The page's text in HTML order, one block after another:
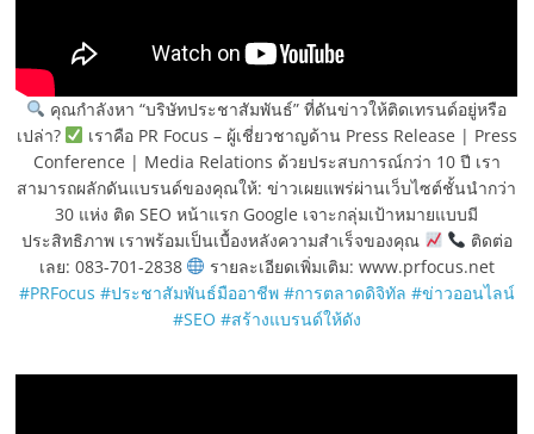
คุณกำลังหา “บริษัทประชาสัมพันธ์” ที่ดันข่าวให้ติดเทรนด์อยู่หรือ
เปล่า?
เราคือ PR Focus – ผู้เชี่ยวชาญด้าน Press Release | Press
Conference | Media Relations ด้วยประสบการณ์กว่า 10 ปี เรา
สามารถผลักดันแบรนด์ของคุณให้: ข่าวเผยแพร่ผ่านเว็บไซต์ชั้นนำกว่า
30 แห่ง ติด SEO หน้าแรก Google เจาะกลุ่มเป้าหมายแบบมี
ประสิทธิภาพ เราพร้อมเป็นเบื้องหลังความสำเร็จของคุณ
ติดต่อ
เลย: 083-701-2838
รายละเอียดเพิ่มเติม: www.prfocus.net
#PRFocus #ประชาสัมพันธ์มืออาชีพ #การตลาดดิจิทัล #ข่าวออนไลน์
#SEO #สร้างแบรนด์ให้ดัง